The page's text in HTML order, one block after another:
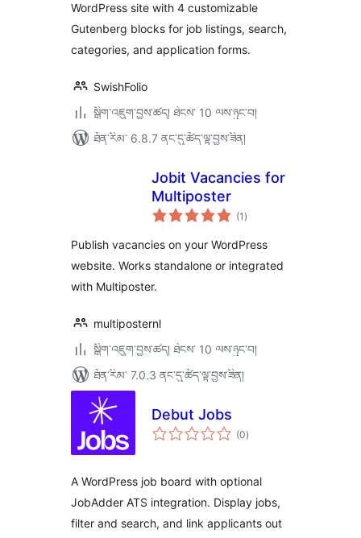
WordPress site with 4 customizable
Gutenberg blocks for job listings, search,
categories, and application forms.
SwishFolio
སྒྲིག་འཇུག་བྱས་ཚད། ཐེངས་ 10 ལས་ཉུང་བ།
ཐོན་རིམ་ 6.8.7 ནང་དུ་ཚོད་ལྟ་བྱས་ཟིན།
Jobit Vacancies for
Multiposter
(1 གདེང་
འཇོག་
ཚང་།
)
Publish vacancies on your WordPress
website. Works standalone or integrated
with Multiposter.
multiposternl
སྒྲིག་འཇུག་བྱས་ཚད། ཐེངས་ 10 ལས་ཉུང་བ།
ཐོན་རིམ་ 7.0.3 ནང་དུ་ཚོད་ལྟ་བྱས་ཟིན།
Debut Jobs
(0གདེང་
འཇོག་
)
A WordPress job board with optional
JobAdder ATS integration. Display jobs,
filter and search, and link applicants out